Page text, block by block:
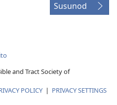
Susunod
and Tract Society of
POLICY | PRIVACY SETTINGS